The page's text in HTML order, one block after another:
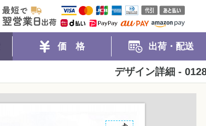
最短で翌営業日出荷クレジット（VISA・mastercard・
価 格 出荷・配送
デザイン詳細 -